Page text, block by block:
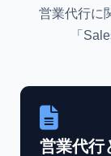
営業代行に
「
営業代行